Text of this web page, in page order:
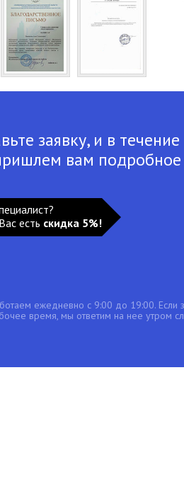
заявку, и в
вам
есть скидка 5%!
ежедневно с 9:00 до 19:00. Если
время, мы ответим на нее утром